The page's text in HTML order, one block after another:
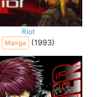
Riot
Manga (1993)